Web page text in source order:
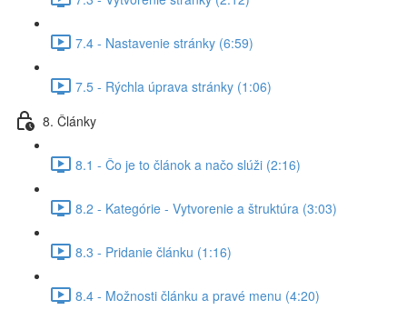
7.4 - Nastavenie stránky (6:59)
7.5 - Rýchla úprava stránky (1:06)
8. Články
8.1 - Čo je to článok a načo slúži (2:16)
8.2 - Kategórie - Vytvorenie a štruktúra (3:03)
8.3 - Pridanie článku (1:16)
8.4 - Možnosti článku a pravé menu (4:20)